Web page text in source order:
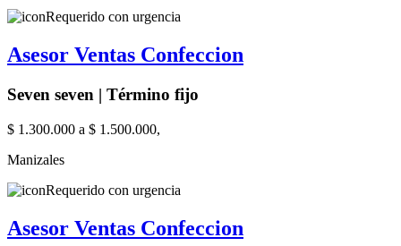
Requerido con urgencia
Asesor Ventas Confeccion
Seven seven | Término fijo
$ 1.300.000 a $ 1.500.000,
Manizales
Requerido con urgencia
Asesor Ventas Confeccion